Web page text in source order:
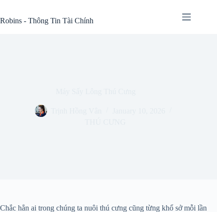
content
Robins - Thông Tin Tài Chính
Chắc hẳn ai trong chúng ta nuôi thú cưng cũng từng khổ sở mỗi lần